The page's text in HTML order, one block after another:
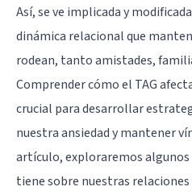
Así, se ve implicada y
dinámica relacional que
rodean, tanto amistades,
Comprender cómo el TAG
crucial para desarrollar
nuestra ansiedad y mantener
artículo, exploraremos algunos
tiene sobre nuestras relaciones